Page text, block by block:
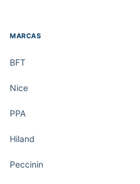
MARCAS
BFT
Nice
PPA
Hiland
Peccinin